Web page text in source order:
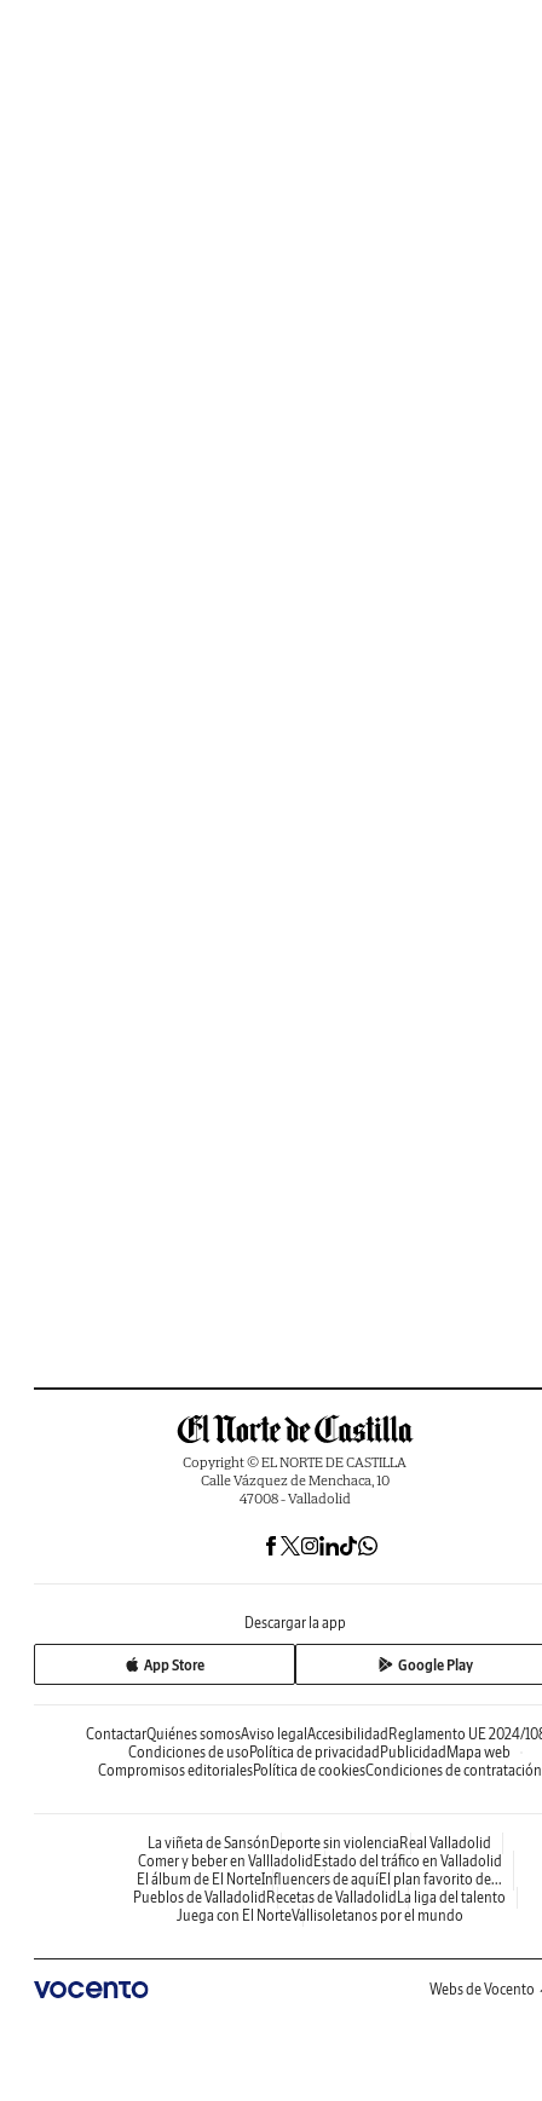
Copyright © EL NORTE DE CASTILLA
Calle Vázquez de Menchaca, 10
47008 - Valladolid
Descargar la app
App Store Google Play
ContactarQuiénes somosAviso legal Accesibilidad Reglamento UE 2024/
Condiciones de uso Política de privacidad Publicidad Mapa web
Compromisos editorialesPolítica de cookiesCondiciones de contratación
La viñeta de Sansón Deporte sin violencia Real Valladolid
Comer y beber en Vallladolid Estado del tráfico en Valladolid
El álbum de El NorteInfluencers de aquíEl plan favorito de...
Pueblos de Valladolid Recetas de Valladolid La liga del talento
Juega con El NorteVallisoletanos por el mundo
Webs de Vocento